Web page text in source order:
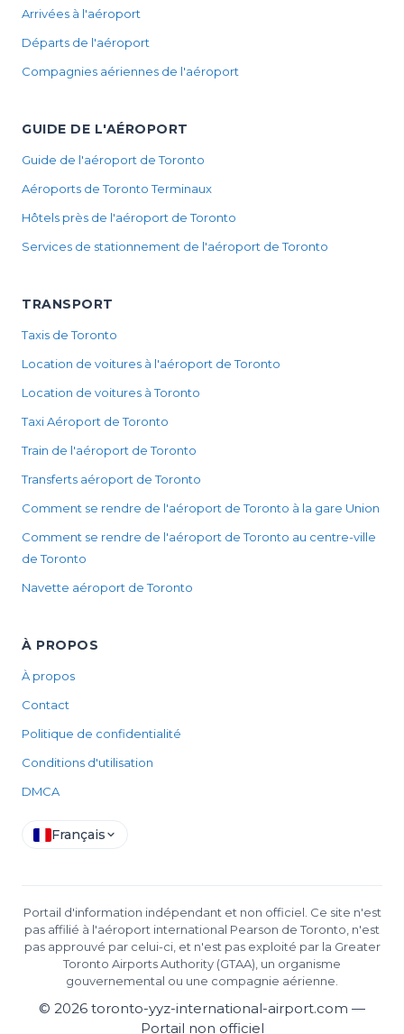
Arrivées à l'aéroport
Départs de l'aéroport
Compagnies aériennes de l'aéroport
GUIDE DE L'AÉROPORT
Guide de l'aéroport de Toronto
Aéroports de Toronto Terminaux
Hôtels près de l'aéroport de Toronto
Services de stationnement de l'aéroport de Toronto
TRANSPORT
Taxis de Toronto
Location de voitures à l'aéroport de Toronto
Location de voitures à Toronto
Taxi Aéroport de Toronto
Train de l'aéroport de Toronto
Transferts aéroport de Toronto
Comment se rendre de l'aéroport de Toronto à la gare Union
Comment se rendre de l'aéroport de Toronto au centre-ville
de Toronto
Navette aéroport de Toronto
À PROPOS
À propos
Contact
Politique de confidentialité
Conditions d'utilisation
DMCA
Français
Portail d'information indépendant et non officiel. Ce site n'est
pas affilié à l'aéroport international Pearson de Toronto, n'est
pas approuvé par celui-ci, et n'est pas exploité par la Greater
Toronto Airports Authority (GTAA), un organisme
gouvernemental ou une compagnie aérienne.
© 2026 toronto-yyz-international-airport.com —
Portail non officiel